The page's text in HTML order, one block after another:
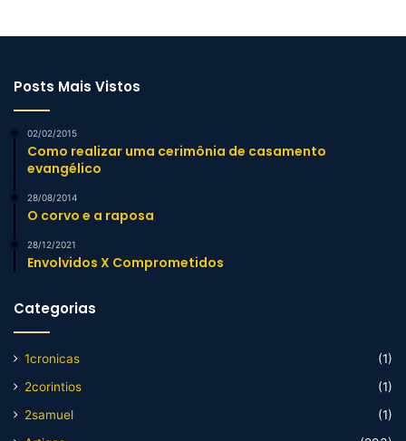
Posts Mais Vistos
02/02/2015
Como realizar uma cerimônia de casamento
evangélico
28/08/2014
O corvo e a raposa
28/12/2021
Envolvidos X Comprometidos
Categorias
1cronicas
(1)
2corintios
(1)
2samuel
(1)